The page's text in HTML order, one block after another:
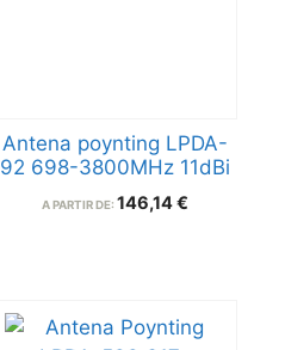
Antena poynting LPDA-
92 698-3800MHz 11dBi
A PARTIR DE: 146,14€